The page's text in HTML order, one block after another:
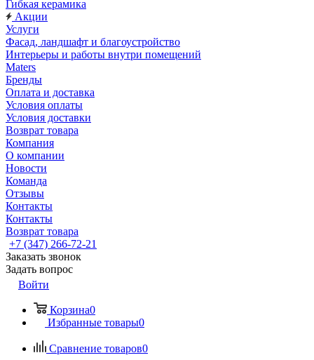
Гибкая керамика
Акции
Услуги
Фасад, ландшафт и благоустройство
Интерьеры и работы внутри помещений
Maters
Бренды
Оплата и доставка
Условия оплаты
Условия доставки
Возврат товара
Компания
О компании
Новости
Команда
Отзывы
Контакты
Контакты
Возврат товара
+7 (347) 266-72-21
Заказать звонок
Задать вопрос
Войти
Корзина0
Избранные товары0
Сравнение товаров0